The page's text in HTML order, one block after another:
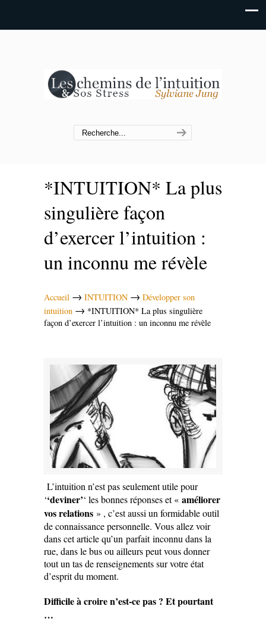
*INTUITION* La plus
singulière façon
d’exercer l’intuition :
un inconnu me révèle
Accueil → INTUITION → Développer son
intuition → *INTUITION* La plus singulière
façon d’exercer l’intuition : un inconnu me révèle
L’intuition n’est pas seulement utile pour
‘‘deviner’‘ les bonnes réponses et « améliorer
vos relations » , c’est aussi un formidable outil
de connaissance personnelle. Vous allez voir
dans cet article qu’un parfait inconnu dans la
rue, dans le bus ou ailleurs peut vous donner
tout un tas de renseignements sur votre état
d’esprit du moment.
Difficile à croire n’est-ce pas ? Et pourtant
…